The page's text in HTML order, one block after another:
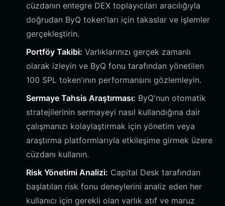
cüzdanın entegre DEX toplayıcıları aracılığıyla
doğrudan ByQ token'ları için takaslar ve işlemler
gerçekleştirin.
Portföy Takibi: Varlıklarınızı gerçek zamanlı
olarak izleyin ve ByQ fonu tarafından yönetilen
100 SPL token'ının performansını gözlemleyin.
Sermaye Tahsis Araştırması: ByQ'nun otomatik
stratejilerinin sermayeyi nasıl kullandığına dair
çalışmanızı kolaylaştırmak için yönetim veya
araştırma platformlarıyla etkileşime girmek üzere
cüzdanı kullanın.
Risk Yönetimi Analizi: Capital Desk tarafından
başlatılan risk fonu deneylerini analiz eden her
kullanıcı için gerekli olan varlık atıf ve maruz